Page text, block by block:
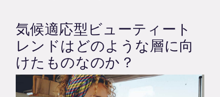
気候適応型ビューティート
レンドはどのような層に向
けたものなのか？